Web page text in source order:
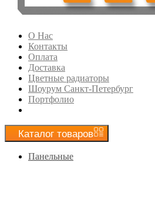
О Нас
Контакты
Оплата
Доставка
Цветные радиаторы
Шоурум Санкт-Петербург
Портфолио
Каталог товаров
Панельные